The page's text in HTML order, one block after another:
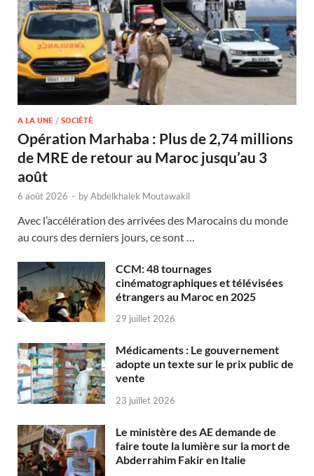
A LA UNE / SOCIÉTÉ
Opération Marhaba : Plus de 2,74 millions
de MRE de retour au Maroc jusqu’au 3
août
6 août 2026 - byAbdelkhalek Moutawakil
Avec l’accélération des arrivées des Marocains du monde
au cours des derniers jours, ce sont …
CCM: 48 tournages
cinématographiques et télévisées
étrangers au Maroc en 2025
29 juillet 2026
Médicaments : Le gouvernement
adopte un texte sur le prix public de
vente
23 juillet 2026
Le ministère des AE demande de
faire toute la lumière sur la mort de
Abderrahim Fakir en Italie